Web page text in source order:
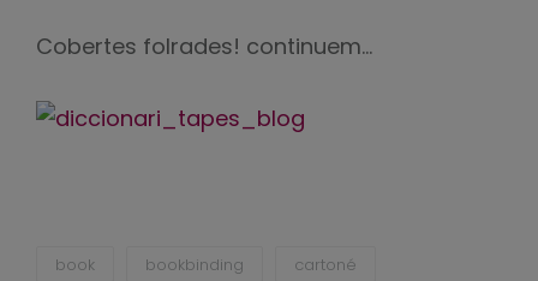
Cobertes folrades! continuem…
book bookbinding
cartoné